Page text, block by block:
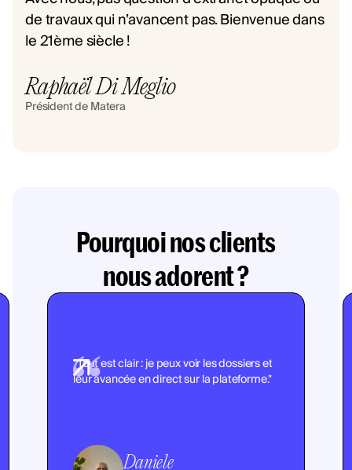
de travaux qui n’avancent pas. Bienvenue dans
le 21ème siècle !
Raphaël Di Meglio
Président de Matera
Pourquoi nos clients
nous adorent ?
"Tout est clair : je peux voir les dossiers et
leur avancée en direct sur la plateforme."
Daniele